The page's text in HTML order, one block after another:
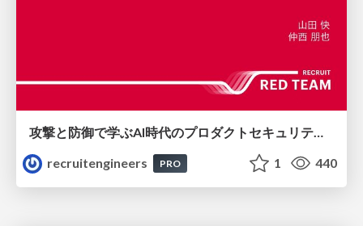
recruitengineers
PRO 1 440